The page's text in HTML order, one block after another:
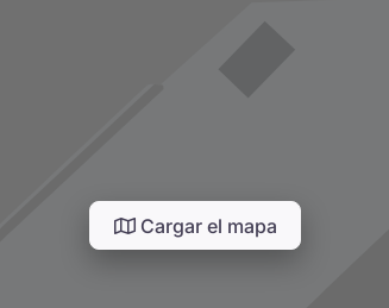
Cargar el mapa